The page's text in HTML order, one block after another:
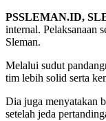
PSSLEMAN.ID,
internal. Pelaksanaan
Sleman.
Melalui sudut
tim lebih solid serta
Dia juga menyatakan
setelah jeda